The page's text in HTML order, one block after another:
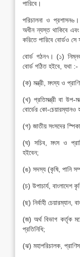
পারিবে।
পরিচালনা ও
অধীন ন্যস্ত থাকিবে
করিতে পারিবে বোর্ডও
বোর্ড গঠন৭। (১)
বোর্ড গঠিত হইবে, যথা :-
(ক) মন্ত্রী, মৎস্য ও
(খ) প্রতিমন্ত্রী বা উপ-
বোর্ডের কো-চেয়ারম্যানও
(গ) জাতীয় সংসদের
(ঘ) সচিব, মৎস ও
হইবেন;
(ঙ) সদস্য (কৃষি, পানি
(চ) উপাচার্য, বাংলাদেশ
(ছ) নির্বাহী চেয়ারম্যান,
(জ) অর্থ বিভাগ কর্তৃক
প্রতিনিধি;
(ঝ) মহাপরিচালক,